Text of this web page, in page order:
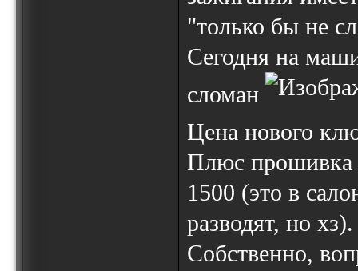
"только бы не
Сегодня на
сломан
Цена нового
Плюс прошивка
1500 (это в
разводят, но хз).
Собственно,